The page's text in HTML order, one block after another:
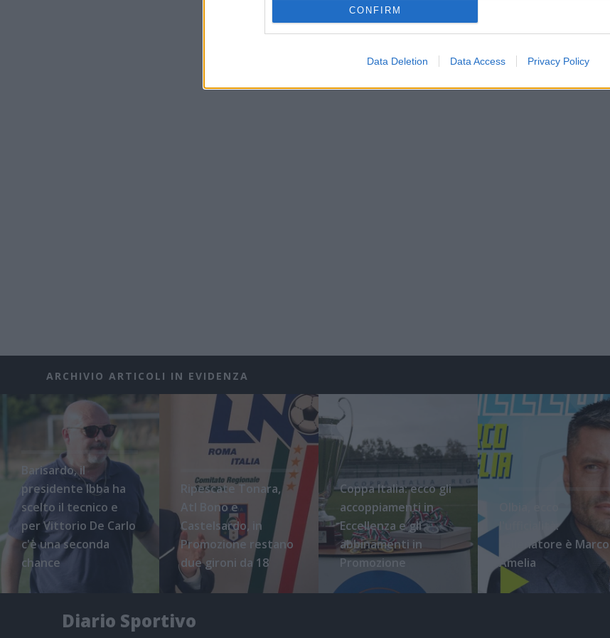
CONFIRM
Data Deletion Data Access Privacy Policy
ARCHIVIO ARTICOLI IN EVIDENZA
Barisardo, il
presidente Ibba ha
scelto il tecnico e
per Vittorio De Carlo
c'è una seconda
chance
Ripescate Tonara,
Atl Bono e
Castelsardo, in
Promozione restano
due gironi da 18
Coppa Italia: ecco gli
accoppiamenti in
Eccellenza e gli
abbinamenti in
Promozione
l'ufficialità:
l'allenatore è Marco
Amelia
Diario Sportivo